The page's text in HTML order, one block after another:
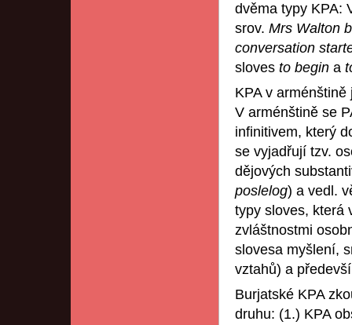
dvěma typy KPA:
srov. Mrs Walton
conversation
sloves to begin a
KPA v
V arménštině se
infinitivem, který
se vyjadřují tzv.
dějových
poslelog) a vedl.
typy sloves, která
zvláštnostmi
slovesa myšlení,
vztahů) a
Burjatské KPA
druhu: (1.) KPA